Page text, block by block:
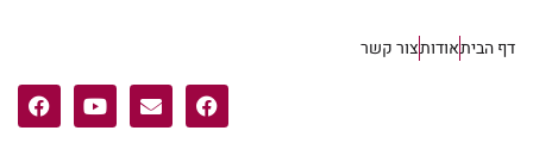
דף הביתאודותצור קשר